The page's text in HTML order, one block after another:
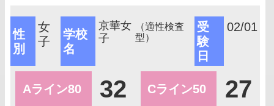
性
別
女
子
学校
名
京華女
子
（適性検査
型）
受
験
日
02/01
Aライン80 32 Cライン50 27